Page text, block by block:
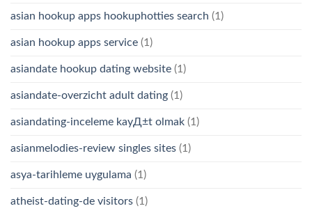
asian hookup apps hookuphotties search (1)
asian hookup apps service (1)
asiandate hookup dating website (1)
asiandate-overzicht adult dating (1)
asiandating-inceleme kayД±t olmak (1)
asianmelodies-review singles sites (1)
asya-tarihleme uygulama (1)
atheist-dating-de visitors (1)